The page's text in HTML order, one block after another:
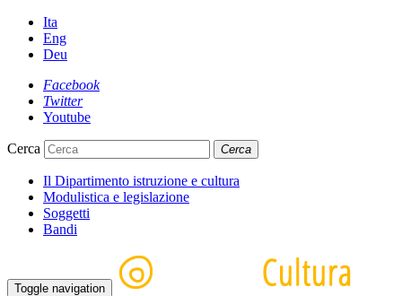
Ita
Eng
Deu
Facebook
Twitter
Youtube
Cerca Cerca
Il Dipartimento istruzione e cultura
Modulistica e legislazione
Soggetti
Bandi
Toggle navigation